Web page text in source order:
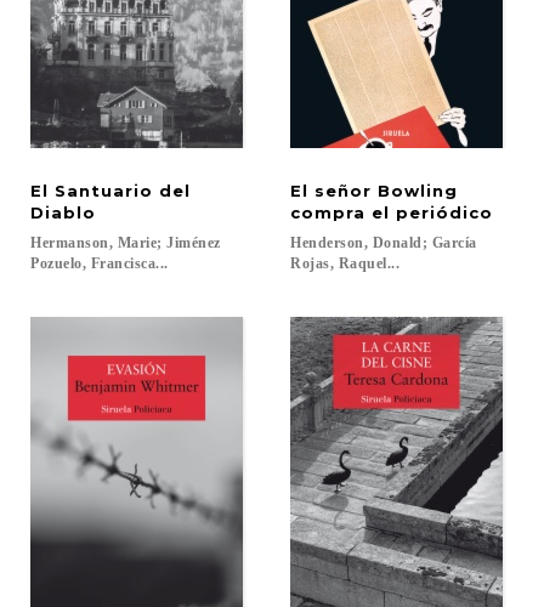
El Santuario del
Diablo
Hermanson, Marie; Jiménez
Pozuelo, Francisca...
El señor Bowling
compra el periódico
Henderson, Donald; García
Rojas, Raquel...